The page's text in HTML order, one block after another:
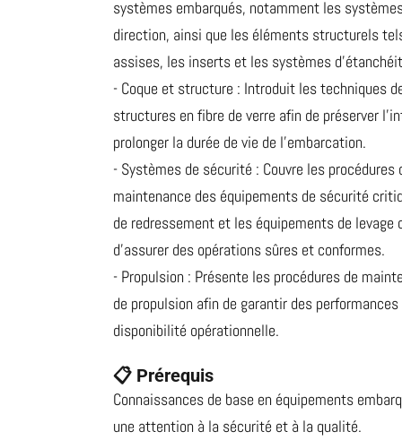
systèmes embarqués, notamment les
direction, ainsi que les éléments structurels
assises, les inserts et les systèmes
- Coque et structure : Introduit les techniques
structures en fibre de verre afin de préserver
prolonger la durée de vie de l’embarcation.
- Systèmes de sécurité : Couvre les procédures
maintenance des équipements de sécurité
de redressement et les équipements de levage
d’assurer des opérations sûres et conformes.
- Propulsion : Présente les procédures de
de propulsion afin de garantir des
disponibilité opérationnelle.
📋 Prérequis
Connaissances de base en équipements
une attention à la sécurité et à la qualité.